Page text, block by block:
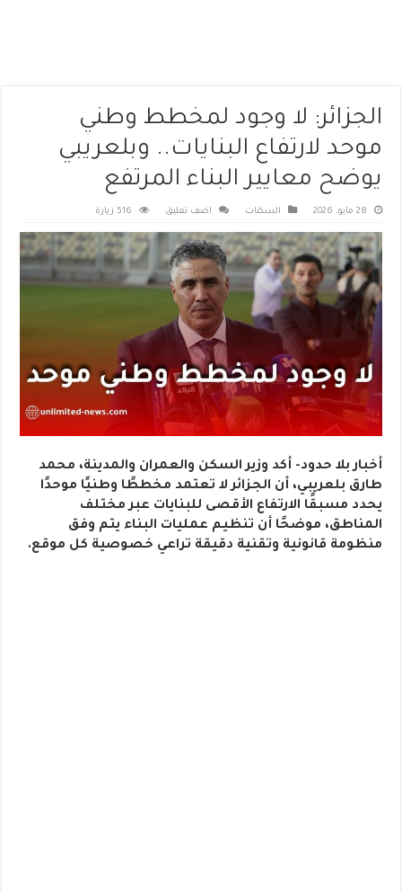
الجزائر: لا وجود لمخطط وطني
موحد لارتفاع البنايات.. وبلعريبي
يوضح معايير البناء المرتفع
28 مايو، 2026 السكنات اضف تعليق 516 زيارة
أخبار بلا حدود- أكد وزير السكن والعمران والمدينة، محمد
طارق بلعريبي، أن الجزائر لا تعتمد مخططًا وطنيًا موحدًا
يحدد مسبقًا الارتفاع الأقصى للبنايات عبر مختلف
المناطق، موضحًا أن تنظيم عمليات البناء يتم وفق
منظومة قانونية وتقنية دقيقة تراعي خصوصية كل موقع.